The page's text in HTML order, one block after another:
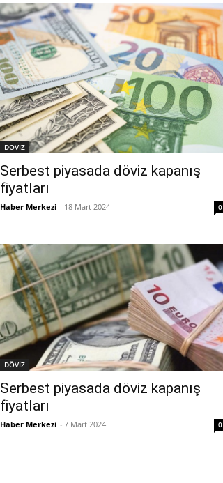
DÖVİZ
Serbest piyasada döviz kapanış
fiyatları
Haber Merkezi - 18 Mart 2024 0
DÖVİZ
Serbest piyasada döviz kapanış
fiyatları
Haber Merkezi - 7 Mart 2024 0